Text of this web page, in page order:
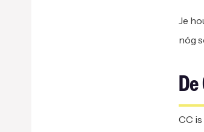
Je
nóg
CC